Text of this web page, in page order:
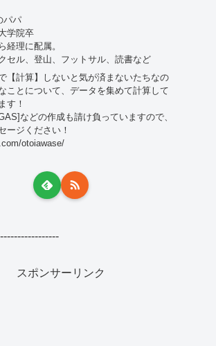
パパ
学院卒
経理に配属。
セル、登山、フットサル、読書など
【計算】しないと気が済まないたちなの
ことについて、データを集めて計算して
す！
などの作成も請け負っていますので、
ージください！
otoiawase/
スポンサーリンク